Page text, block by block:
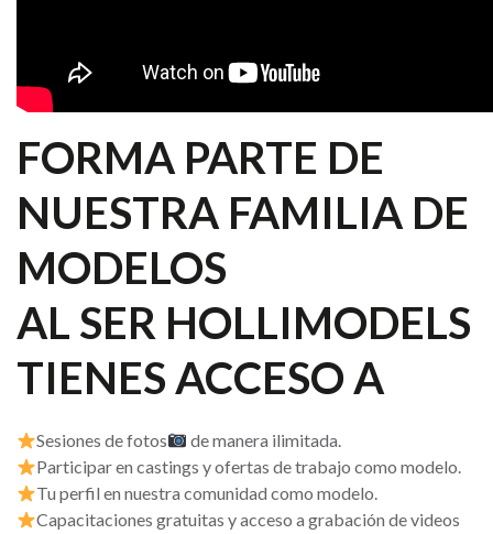
FORMA PARTE DE
NUESTRA FAMILIA DE
MODELOS
AL SER HOLLIMODELS
TIENES ACCESO A
Sesiones de fotos
de manera ilimitada.
Participar en castings y ofertas de trabajo como modelo.
Tu perfil en nuestra comunidad como modelo.
Capacitaciones gratuitas y acceso a grabación de videos